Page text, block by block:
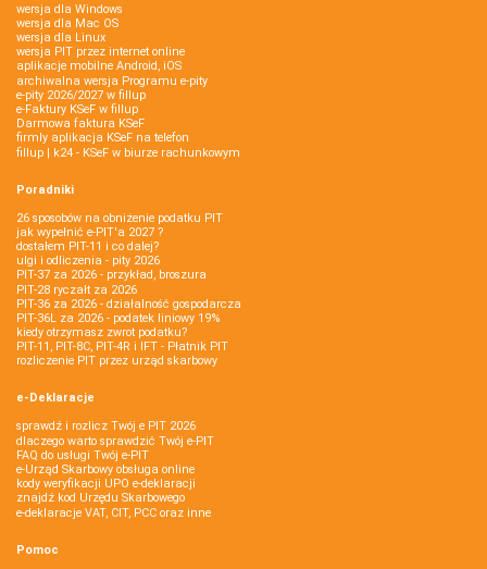
wersja dla Windows
wersja dla Mac OS
wersja dla Linux
wersja PIT przez internet online
aplikacje mobilne Android, iOS
archiwalna wersja Programu e-pity
e-pity 2026/2027 w fillup
e‑Faktury KSeF w fillup
Darmowa faktura KSeF
firmly aplikacja KSeF na telefon
fillup | k24 - KSeF w biurze rachunkowym
Poradniki
26 sposobów na obniżenie podatku PIT
jak wypełnić e-PIT'a 2027 ?
dostałem PIT-11 i co dalej?
ulgi i odliczenia - pity 2026
PIT-37 za 2026 - przykład, broszura
PIT-28 ryczałt za 2026
PIT-36 za 2026 - działalność gospodarcza
PIT-36L za 2026 - podatek liniowy 19%
kiedy otrzymasz zwrot podatku?
PIT-11, PIT-8C, PIT-4R i IFT - Płatnik PIT
rozliczenie PIT przez urząd skarbowy
e-Deklaracje
sprawdź i rozlicz Twój e PIT 2026
dlaczego warto sprawdzić Twój e-PIT
FAQ do usługi Twój e-PIT
e-Urząd Skarbowy obsługa online
kody weryfikacji UPO e-deklaracji
znajdź kod Urzędu Skarbowego
e-deklaracje VAT, CIT, PCC oraz inne
Pomoc